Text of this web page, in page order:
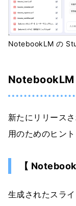
NotebookLM の
NotebookLM
新たにリリース
用のためのヒン
【
生成されたスラ